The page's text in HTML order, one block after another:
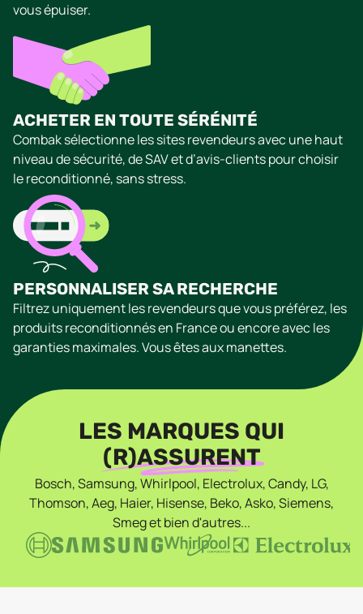
vous épuiser.
ACHETER EN TOUTE SÉRÉNITÉ
Combak sélectionne les sites revendeurs avec une haut
niveau de sécurité, de SAV et d’avis-clients pour choisir
le reconditionné, sans stress.
PERSONNALISER SA RECHERCHE
Filtrez uniquement les revendeurs que vous préférez, les
produits reconditionnés en France ou encore avec les
garanties maximales. Vous êtes aux manettes.
LES MARQUES QUI
(R)ASSURENT
Bosch, Samsung, Whirlpool, Electrolux, Candy, LG,
Thomson, Aeg, Haier, Hisense, Beko, Asko, Siemens,
Smeg et bien d'autres...